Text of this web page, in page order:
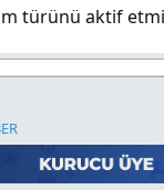
türünü aktif